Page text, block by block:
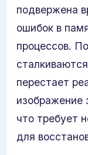
подвержена
ошибок в
процессов.
перестает
изображение
что требует
для